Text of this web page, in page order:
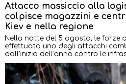
Attacco massiccio alla
colpisce magazzini e
Kiev e nella regione
Nella notte del 5 agosto, le forze
effettuato uno degli attacchi
dall’inizio dell’anno contro le